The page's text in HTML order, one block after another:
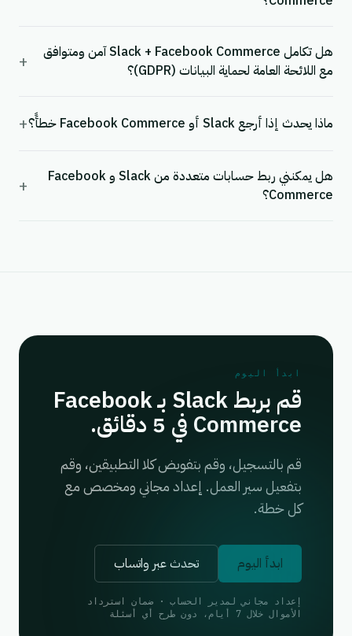
هل تكامل Slack + Facebook Commerce آمن ومتوافق
مع اللائحة العامة لحماية البيانات (GDPR)؟
+
ماذا يحدث إذا أرجع Slack أو Facebook Commerce خطأً؟ +
هل يمكنني ربط حسابات متعددة من Slack و Facebook
Commerce؟
+
ابدأ اليوم
قم بربط Slack بـ Facebook
Commerce في 5 دقائق.
قم بالتسجيل، وقم بتفويض كلا التطبيقين، وقم
بتفعيل سير العمل. إعداد مجاني ومخصص مع
كل خطة.
ابدأ اليوم تحدث عبر واتساب
إعداد مجاني لمدير الحساب · ضمان استرداد
الأموال خلال 7 أيام، دون طرح أي أسئلة